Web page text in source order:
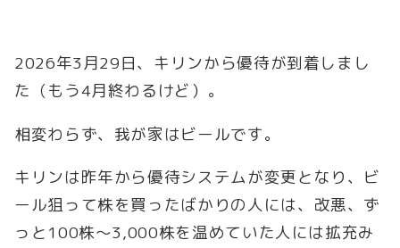
2026年3月29日、キリンから優待が到着しまし
た（もう4月終わるけど）。
相変わらず、我が家はビールです。
キリンは昨年から優待システムが変更となり、ビ
ール狙って株を買ったばかりの人には、改悪、ず
っと100株〜3,000株を温めていた人には拡充み